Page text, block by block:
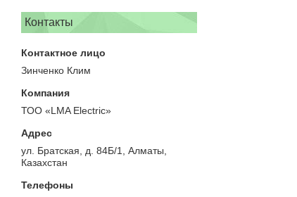
Контакты
Зинченко Клим
ТОО «LMA Electric»
ул. Братская, д. 84Б/1, Алматы,
Казахстан